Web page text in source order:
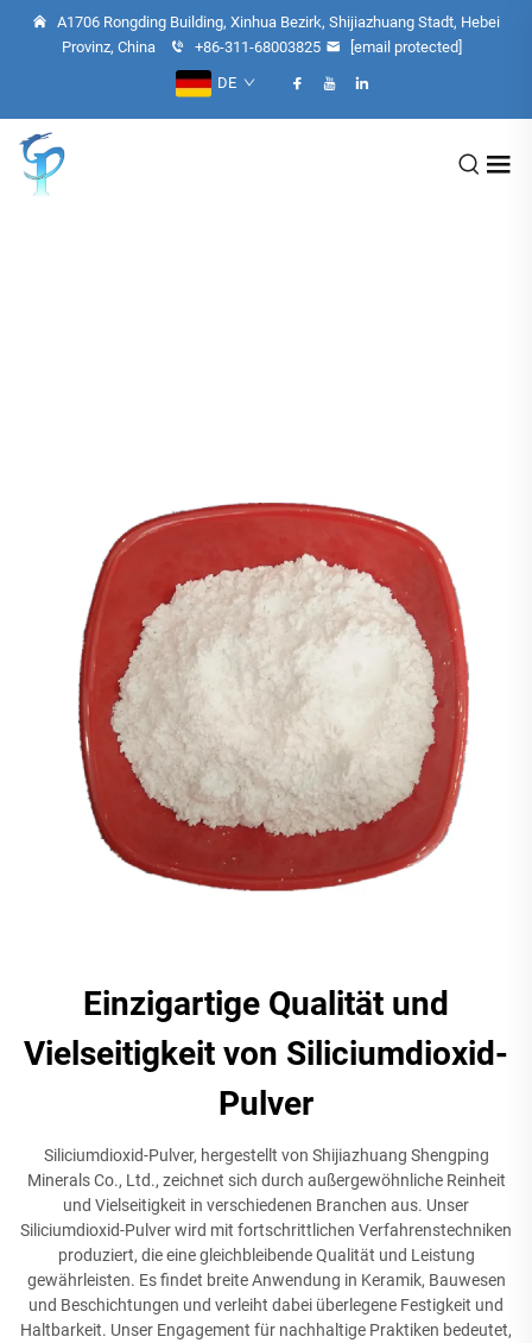
A1706 Rongding Building, Xinhua Bezirk, Shijiazhuang Stadt, Hebei
Provinz, China
+86-311-68003825
[email protected]
DE
Einzigartige Qualität und
Vielseitigkeit von Siliciumdioxid-
Pulver
Siliciumdioxid-Pulver, hergestellt von Shijiazhuang Shengping
Minerals Co., Ltd., zeichnet sich durch außergewöhnliche Reinheit
und Vielseitigkeit in verschiedenen Branchen aus. Unser
Siliciumdioxid-Pulver wird mit fortschrittlichen Verfahrenstechniken
produziert, die eine gleichbleibende Qualität und Leistung
gewährleisten. Es findet breite Anwendung in Keramik, Bauwesen
und Beschichtungen und verleiht dabei überlegene Festigkeit und
Haltbarkeit. Unser Engagement für nachhaltige Praktiken bedeutet,